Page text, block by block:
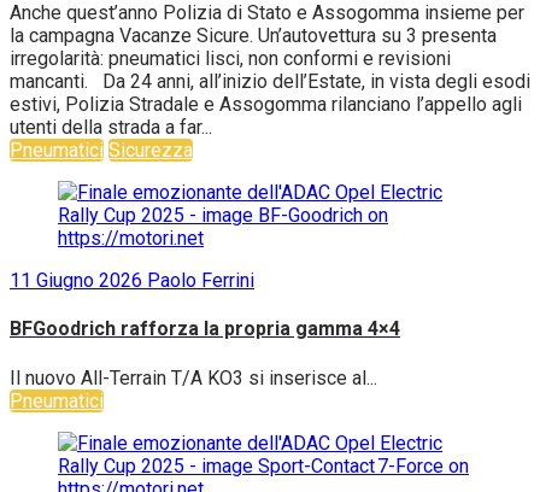
Anche quest’anno Polizia di Stato e Assogomma insieme per
la campagna Vacanze Sicure. Un’autovettura su 3 presenta
irregolarità: pneumatici lisci, non conformi e revisioni
mancanti. Da 24 anni, all’inizio dell’Estate, in vista degli esodi
estivi, Polizia Stradale e Assogomma rilanciano l’appello agli
utenti della strada a far...
Pneumatici Sicurezza
11 Giugno 2026 Paolo Ferrini
BFGoodrich rafforza la propria gamma 4×4
Il nuovo All-Terrain T/A KO3 si inserisce al...
Pneumatici